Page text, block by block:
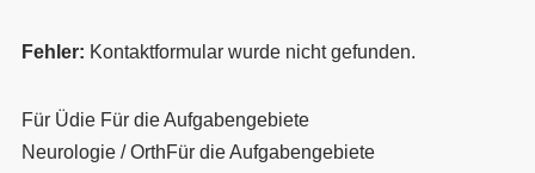
Fehler: Kontaktformular wurde nicht gefunden.
Für Üdie Für die Aufgabengebiete
Neurologie / OrthFür die Aufgabengebiete